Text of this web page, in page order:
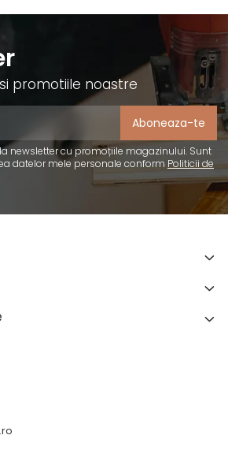
promotiile noastre
newsletter cu promoțiile magazinului. Sunt
datelor mele personale conform Politicii de